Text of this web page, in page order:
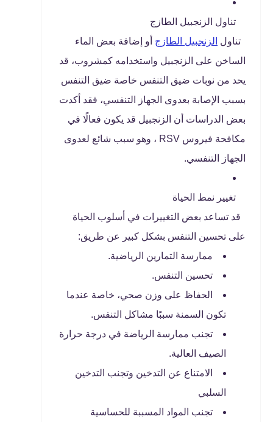
تناول الزنجبيل الطازج
تناول الزنجبيل الطازج أو إضافة بعض الماء
الساخن على الزنجبيل واستخدامه كمشروب، قد
يحد من نوبات ضيق التنفس خاصة ضيق التنفس
بسبب الإصابة بعدوى الجهاز التنفسي، فقد أكدت
بعض الدراسات أن الزنجبيل قد يكون فعالًا في
مكافحة فيروس RSV ، وهو سبب شائع لعدوى
الجهاز التنفسي.
تغيير نمط الحياة
قد تساعد بعض التغييرات في أسلوب الحياة
على تحسين التنفس بشكل كبير عن طريق:
ممارسة التمارين الرياضية.
تحسين التنفس.
الحفاظ على وزن صحي، خاصة عندما
تكون السمنة سببًا مشاكل التنفس.
تجنب ممارسة الرياضة في درجة حرارة
الصيف العالية.
الامتناع عن التدخين وتجنب التدخين
السلبي
تجنب المواد المسببة للحساسية